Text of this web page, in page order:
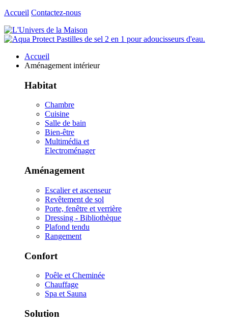
Accueil Contactez-nous
Accueil
Aménagement intérieur
Habitat
Chambre
Cuisine
Salle de bain
Bien-être
Multimédia et
Electroménager
Aménagement
Escalier et ascenseur
Revêtement de sol
Porte, fenêtre et verrière
Dressing - Bibliothèque
Plafond tendu
Rangement
Confort
Poêle et Cheminée
Chauffage
Spa et Sauna
Solution